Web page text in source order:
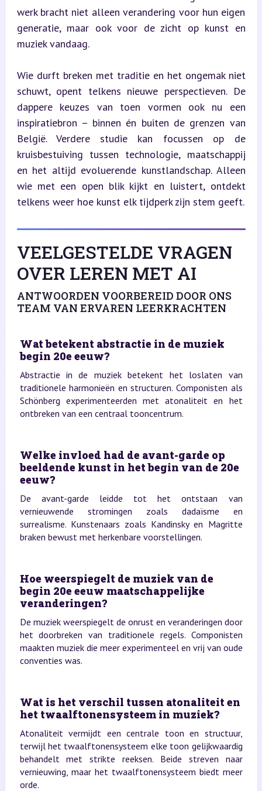
werk bracht niet alleen verandering voor hun eigen
generatie, maar ook voor de zicht op kunst en
muziek vandaag.
Wie durft breken met traditie en het ongemak niet
schuwt, opent telkens nieuwe perspectieven. De
dappere keuzes van toen vormen ook nu een
inspiratiebron – binnen én buiten de grenzen van
België. Verdere studie kan focussen op de
kruisbestuiving tussen technologie, maatschappij
en het altijd evoluerende kunstlandschap. Alleen
wie met een open blik kijkt en luistert, ontdekt
telkens weer hoe kunst elk tijdperk zijn stem geeft.
VEELGESTELDE VRAGEN
OVER LEREN MET AI
ANTWOORDEN VOORBEREID DOOR ONS
TEAM VAN ERVAREN LEERKRACHTEN
Wat betekent abstractie in de muziek
begin 20e eeuw?
Abstractie in de muziek betekent het loslaten van
traditionele harmonieën en structuren. Componisten als
Schönberg experimenteerden met atonaliteit en het
ontbreken van een centraal tooncentrum.
Welke invloed had de avant-garde op
beeldende kunst in het begin van de 20e
eeuw?
De avant-garde leidde tot het ontstaan van
vernieuwende stromingen zoals dadaïsme en
surrealisme. Kunstenaars zoals Kandinsky en Magritte
braken bewust met herkenbare voorstellingen.
Hoe weerspiegelt de muziek van de
begin 20e eeuw maatschappelijke
veranderingen?
De muziek weerspiegelt de onrust en veranderingen door
het doorbreken van traditionele regels. Componisten
maakten muziek die meer experimenteel en vrij van oude
conventies was.
Wat is het verschil tussen atonaliteit en
het twaalftonensysteem in muziek?
Atonaliteit vermijdt een centrale toon en structuur,
terwijl het twaalftonensysteem elke toon gelijkwaardig
behandelt met strikte reeksen. Beide streven naar
vernieuwing, maar het twaalftonensysteem biedt meer
orde.